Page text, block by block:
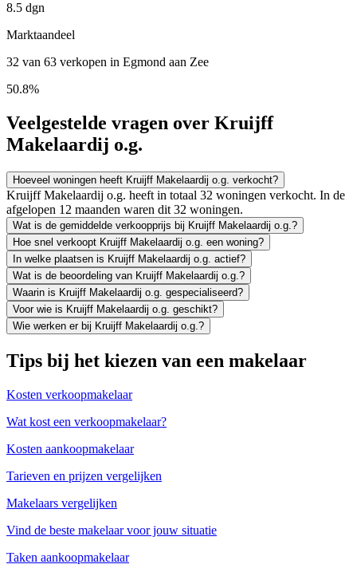
8.5 dgn
Marktaandeel
32 van 63 verkopen in Egmond aan Zee
50.8%
Veelgestelde vragen over Kruijff
Makelaardij o.g.
Hoeveel woningen heeft Kruijff Makelaardij o.g. verkocht?
Kruijff Makelaardij o.g. heeft in totaal 32 woningen verkocht. In de
afgelopen 12 maanden waren dit 32 woningen.
Wat is de gemiddelde verkoopprijs bij Kruijff Makelaardij o.g.?
Hoe snel verkoopt Kruijff Makelaardij o.g. een woning?
In welke plaatsen is Kruijff Makelaardij o.g. actief?
Wat is de beoordeling van Kruijff Makelaardij o.g.?
Waarin is Kruijff Makelaardij o.g. gespecialiseerd?
Voor wie is Kruijff Makelaardij o.g. geschikt?
Wie werken er bij Kruijff Makelaardij o.g.?
Tips bij het kiezen van een makelaar
Kosten verkoopmakelaar
Wat kost een verkoopmakelaar?
Kosten aankoopmakelaar
Tarieven en prijzen vergelijken
Makelaars vergelijken
Vind de beste makelaar voor jouw situatie
Taken aankoopmakelaar